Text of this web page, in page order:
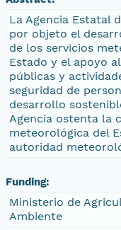
La Agencia Estatal
por objeto el
de los servicios
Estado y el apoyo
públicas y
seguridad de
desarrollo
Agencia ostenta la
meteorológica del
autoridad
Funding:
Ministerio de
Ambiente